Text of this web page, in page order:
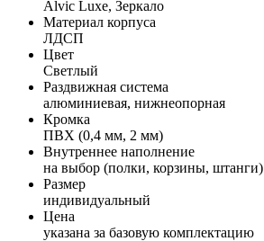
Alvic Luxe, Зеркало
Материал корпуса
ЛДСП
Цвет
Светлый
Раздвижная система
алюминиевая, нижнеопорная
Кромка
ПВХ (0,4 мм, 2 мм)
Внутреннее наполнение
на выбор (полки, корзины, штанги)
Размер
индивидуальный
Цена
указана за базовую комплектацию